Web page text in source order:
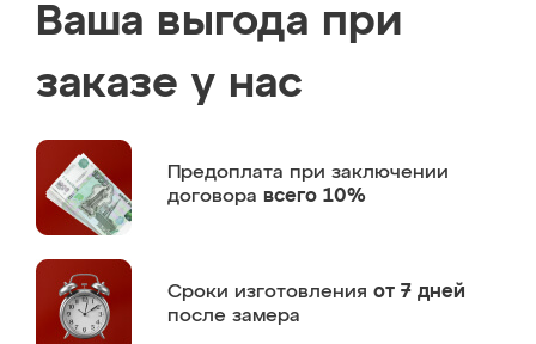
Ваша выгода при
заказе у нас
Предоплата при заключении
договора всего 10%
Сроки изготовления от 7 дней
после замера